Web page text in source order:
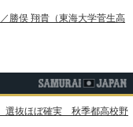
勝俣 翔貴（東海大学菅生高
選抜ほぼ確実 秋季都高校野